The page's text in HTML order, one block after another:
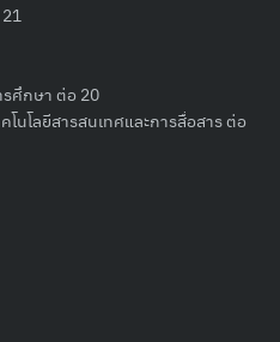
ศึกษา ต่อ 20
นโลยีสารสนเทศและการสื่อสาร ต่อ